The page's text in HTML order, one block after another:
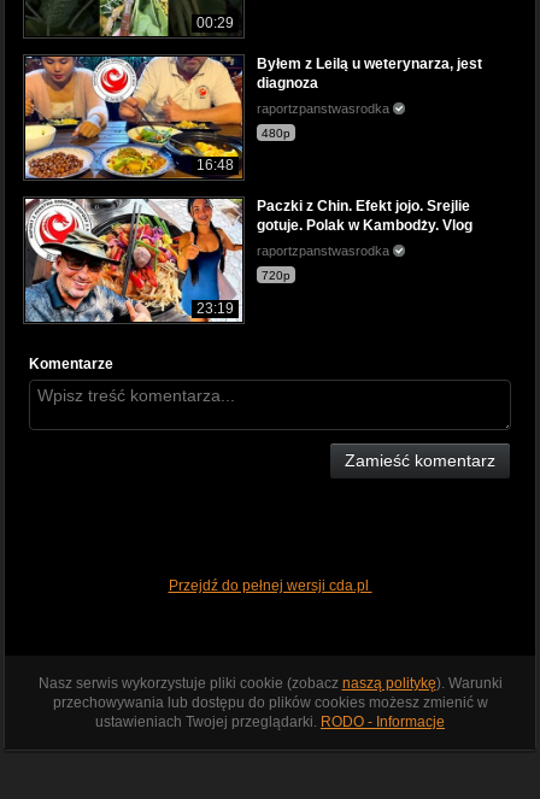
00:29
16:48
Byłem z Leilą u weterynarza, jest
diagnoza
raportzpanstwasrodka
480p
23:19
Paczki z Chin. Efekt jojo. Srejlie
gotuje. Polak w Kambodży. Vlog
raportzpanstwasrodka
720p
Komentarze
Zamieść komentarz
Przejdź do pełnej wersji cda.pl
Nasz serwis wykorzystuje pliki cookie (zobacz naszą politykę). Warunki
przechowywania lub dostępu do plików cookies możesz zmienić w
ustawieniach Twojej przeglądarki. RODO - Informacje